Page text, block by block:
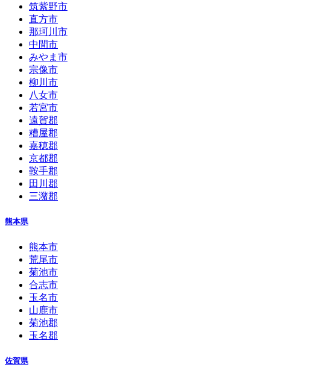
筑紫野市
直方市
那珂川市
中間市
みやま市
宗像市
柳川市
八女市
若宮市
遠賀郡
糟屋郡
嘉穂郡
京都郡
鞍手郡
田川郡
三潴郡
熊本県
熊本市
荒尾市
菊池市
合志市
玉名市
山鹿市
菊池郡
玉名郡
佐賀県